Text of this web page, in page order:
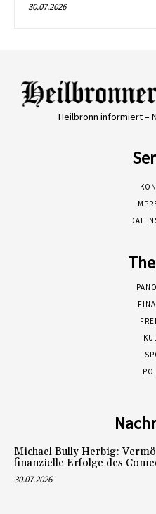
30.07.2026
Heilbronn informiert –
Michael Bully Herbig:
finanzielle Erfolge des
30.07.2026